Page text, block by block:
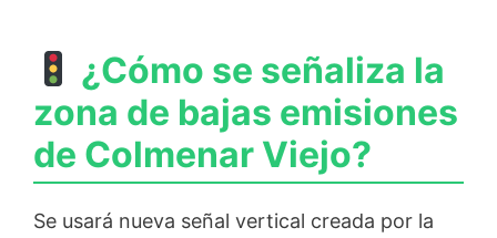
¿Cómo se señaliza la
zona de bajas emisiones
de Colmenar Viejo?
Se usará nueva señal vertical creada por la